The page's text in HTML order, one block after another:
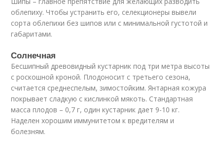
облепиху. Чтобы устранить его, селекционеры вывели
сорта облепихи без шипов или с минимальной густотой и
габаритами.
Солнечная
Бесшипный древовидный кустарник под три метра высоты
с роскошной кроной. Плодоносит с третьего сезона,
считается среднеспелым, зимостойким. Янтарная кожура
покрывает сладкую с кислинкой мякоть. Стандартная
масса плодов – 0,7 г, один кустарник дает 9-10 кг.
Наделен хорошим иммунитетом к вредителям и
болезням.